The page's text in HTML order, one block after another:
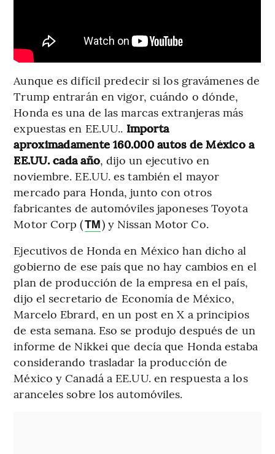
Aunque es difícil predecir si los gravámenes de
Trump entrarán en vigor, cuándo o dónde,
Honda es una de las marcas extranjeras más
expuestas en EE.UU.. Importa
aproximadamente 160.000 autos de México a
EE.UU. cada año, dijo un ejecutivo en
noviembre. EE.UU. es también el mayor
mercado para Honda, junto con otros
fabricantes de automóviles japoneses Toyota
Motor Corp (TM) y Nissan Motor Co.
Ejecutivos de Honda en México han dicho al
gobierno de ese país que no hay cambios en el
plan de producción de la empresa en el país,
dijo el secretario de Economía de México,
Marcelo Ebrard, en un post en X a principios
de esta semana. Eso se produjo después de un
informe de Nikkei que decía que Honda estaba
considerando trasladar la producción de
México y Canadá a EE.UU. en respuesta a los
aranceles sobre los automóviles.